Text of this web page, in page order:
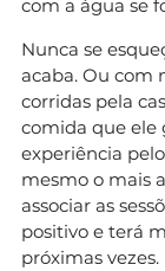
com a água se
Nunca se
acaba. Ou com
corridas pela
comida que ele
experiência
mesmo o mais
associar as
positivo e terá
próximas vezes.